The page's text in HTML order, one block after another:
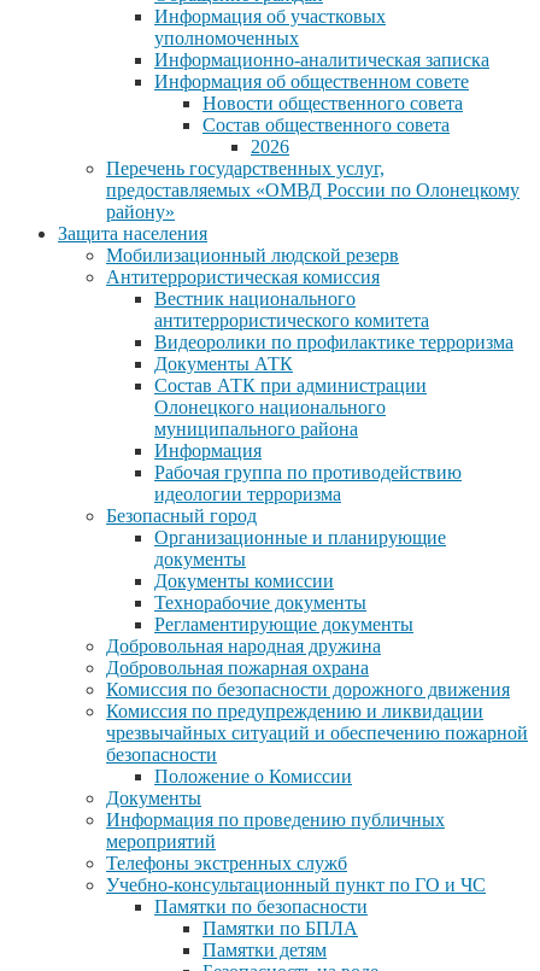
Информация об участковых
уполномоченных
Информационно-аналитическая записка
Информация об общественном совете
Новости общественного совета
Состав общественного совета
2026
Перечень государственных услуг,
предоставляемых «ОМВД России по Олонецкому
району»
Защита населения
Мобилизационный людской резерв
Антитеррористическая комиссия
Вестник национального
антитеррористического комитета
Видеоролики по профилактике терроризма
Документы АТК
Состав АТК при администрации
Олонецкого национального
муниципального района
Информация
Рабочая группа по противодействию
идеологии терроризма
Безопасный город
Организационные и планирующие
документы
Документы комиссии
Технорабочие документы
Регламентирующие документы
Добровольная народная дружина
Добровольная пожарная охрана
Комиссия по безопасности дорожного движения
Комиссия по предупреждению и ликвидации
чрезвычайных ситуаций и обеспечению пожарной
безопасности
Положение о Комиссии
Документы
Информация по проведению публичных
мероприятий
Телефоны экстренных служб
Учебно-консультационный пункт по ГО и ЧС
Памятки по безопасности
Памятки по БПЛА
Памятки детям